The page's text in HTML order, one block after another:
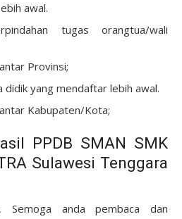
awal.
tugas orangtua/wali
Provinsi;
didik yang mendaftar lebih awal.
Kabupaten/Kota;
PPDB SMAN SMK
Sulawesi Tenggara
Semoga anda pembaca dan